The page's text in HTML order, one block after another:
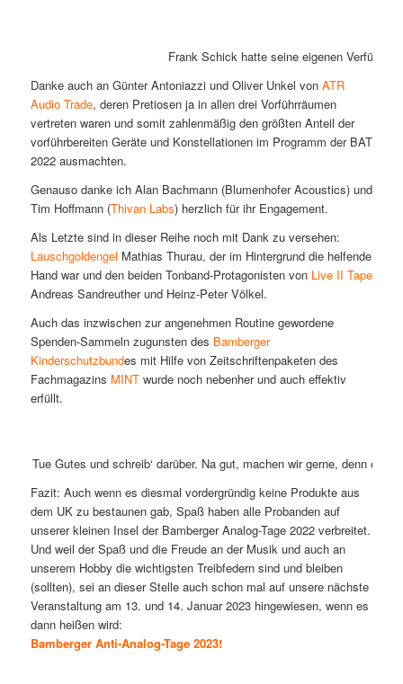
Frank Schick hatte seine eigenen Verführ-
Danke auch an Günter Antoniazzi und Oliver Unkel von ATR
Audio Trade, deren Pretiosen ja in allen drei Vorführräumen
vertreten waren und somit zahlenmäßig den größten Anteil der
vorführbereiten Geräte und Konstellationen im Programm der BAT
2022 ausmachten.
Genauso danke ich Alan Bachmann (Blumenhofer Acoustics) und
Tim Hoffmann (Thivan Labs) herzlich für ihr Engagement.
Als Letzte sind in dieser Reihe noch mit Dank zu versehen:
Lauschgoldengel Mathias Thurau, der im Hintergrund die helfende
Hand war und den beiden Tonband-Protagonisten von Live II Tape
Andreas Sandreuther und Heinz-Peter Völkel.
Auch das inzwischen zur angenehmen Routine gewordene
Spenden-Sammeln zugunsten des Bamberger
Kinderschutzbundes mit Hilfe von Zeitschriftenpaketen des
Fachmagazins MINTwurde noch nebenher und auch effektiv
erfüllt.
Tue Gutes und schreib‘ darüber. Na gut, machen wir gerne, denn es
Fazit: Auch wenn es diesmal vordergründig keine Produkte aus
dem UK zu bestaunen gab, Spaß haben alle Probanden auf
unserer kleinen Insel der Bamberger Analog-Tage 2022 verbreitet.
Und weil der Spaß und die Freude an der Musik und auch an
unserem Hobby die wichtigsten Treibfedern sind und bleiben
(sollten), sei an dieser Stelle auch schon mal auf unsere nächste
Veranstaltung am 13. und 14. Januar 2023 hingewiesen, wenn es
dann heißen wird:
Bamberger Anti-Analog-Tage 2023!